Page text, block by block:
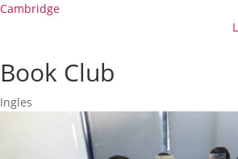
Cambridge
Book Club
Ingles